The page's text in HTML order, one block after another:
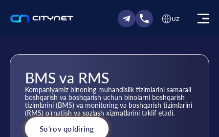
UZ
BMS va RMS
Kompaniyamiz binoning muhandislik tizimlarini samarali
boshqarish va boshqarish uchun binolarni boshqarish
tizimlarini (BMS) va monitoring va boshqarish tizimlarini
(RMS) o'rnatish va sozlash xizmatlarini taklif etadi.
So‘rov qoldiring